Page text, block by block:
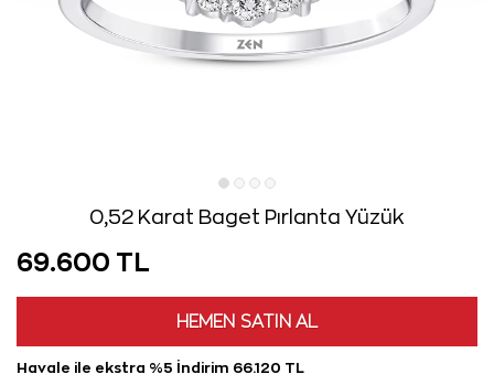
0,52 Karat Baget Pırlanta Yüzük
69.600 TL
HEMEN SATIN AL
Havale ile ekstra %5 İndirim 66.120 TL